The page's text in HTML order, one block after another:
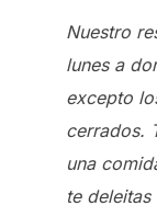
Nuestro
lunes a
excepto
cerrados.
una
te